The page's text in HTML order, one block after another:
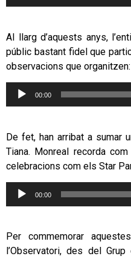
Al llarg d’aquests anys,
públic bastant fidel que
observacions que organitzen:
Reproductor
00:00
De fet, han arribat a sumar
Tiana. Monreal recorda
celebracions com els Star
Reproductor
00:00
Per commemorar
l’Observatori, des del Grup